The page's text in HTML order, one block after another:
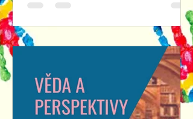
theatrical culture, the search for ways
out of them.We propose to consider
of fact, cultural knowledge is
represented by var